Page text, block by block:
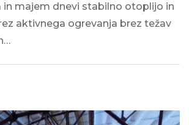
in majem dnevi stabilno otoplijo in
aktivnega ogrevanja brez težav